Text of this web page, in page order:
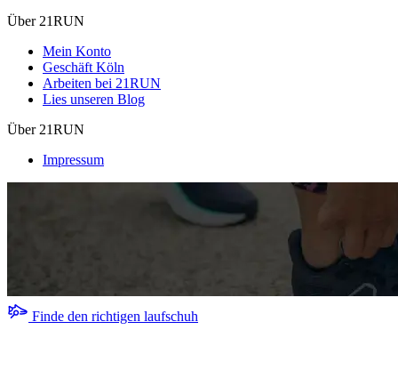
Über 21RUN
Mein Konto
Geschäft Köln
Arbeiten bei 21RUN
Lies unseren Blog
Über 21RUN
Impressum
Finde den richtigen laufschuh